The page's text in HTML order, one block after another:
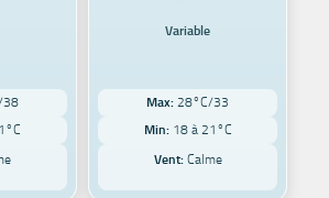
38
Variable
Max: 28°C/33
Min: 18 à 21°C
Vent:Calme